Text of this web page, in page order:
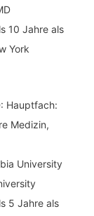
10 Jahre als
York
Hauptfach:
Medizin,
University
5 Jahre als